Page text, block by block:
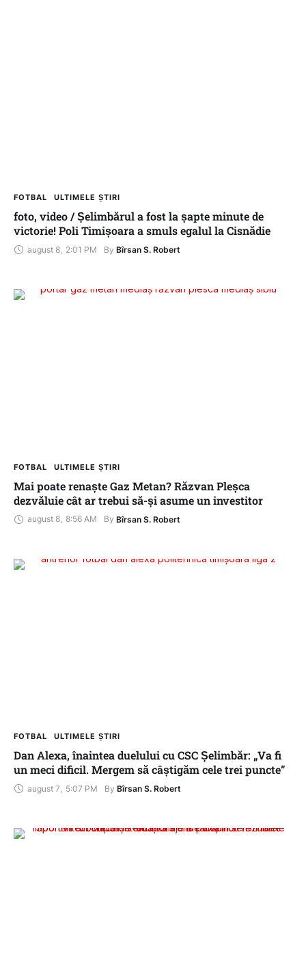
FOTBAL ULTIMELE ȘTIRI
foto, video / Șelimbărul a fost la șapte minute de
victorie! Poli Timișoara a smuls egalul la Cisnădie
august 8 2:01 PM By Bîrsan S. Robert
FOTBAL ULTIMELE ȘTIRI
Mai poate renaște Gaz Metan? Răzvan Pleșca
dezvăluie cât ar trebui să-și asume un investitor
august 8, 8:56 AM By Bîrsan S. Robert
FOTBAL ULTIMELE ȘTIRI
Dan Alexa, înaintea duelului cu CSC Șelimbăr: „Va fi
un meci dificil. Mergem să câștigăm cele trei puncte”
august 7 5:07 PM By Bîrsan S. Robert